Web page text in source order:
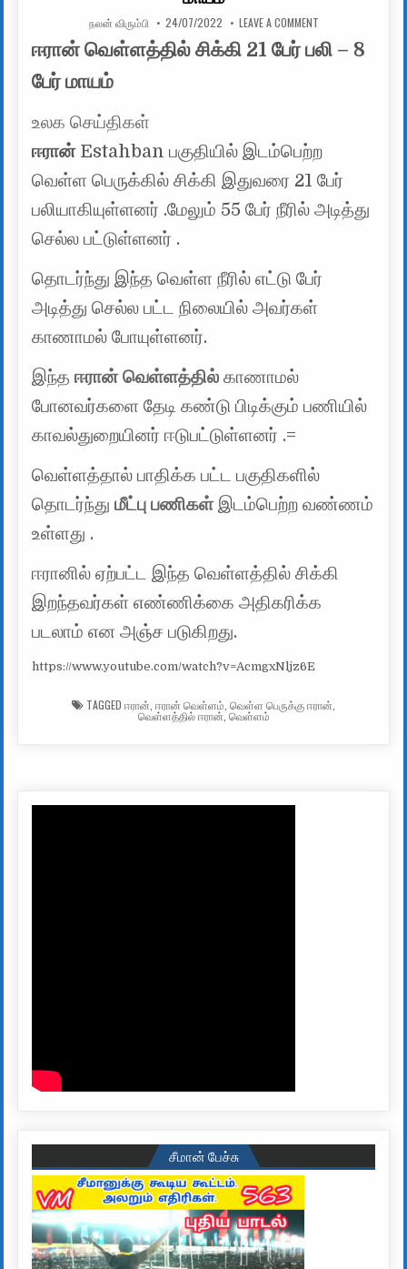
AUTHOR:
நலன் விரும்பி PUBLISHED DATE:
24/07/2022 LEAVE A COMMENTON ஈரான்
ஈரான் வெள்ளத்தில் சிக்கி 21 பேர் பலி – 8
பேர் மாயம்
உலக செய்திகள்
ஈரான்Estahban பகுதியில் இடம்பெற்ற
வெள்ள பெருக்கில் சிக்கி இதுவரை 21 பேர்
பலியாகியுள்ளனர் .மேலும் 55 பேர் நீரில் அடித்து
செல்ல பட்டுள்ளனர் .
தொடர்ந்து இந்த வெள்ள நீரில் எட்டு பேர்
அடித்து செல்ல பட்ட நிலையில் அவர்கள்
காணாமல் போயுள்ளனர்.
இந்தஈரான் வெள்ளத்தில் காணாமல்
போனவர்களை தேடி கண்டு பிடிக்கும் பணியில்
காவல்துறையினர் ஈடுபட்டுள்ளனர் .=
வெள்ளத்தால் பாதிக்க பட்ட பகுதிகளில்
தொடர்ந்துமீட்பு பணிகள்இடம்பெற்ற வண்ணம்
உள்ளது .
ஈரானில் ஏற்பட்ட இந்த வெள்ளத்தில் சிக்கி
இறந்தவர்கள் எண்ணிக்கை அதிகரிக்க
படலாம் என அஞ்ச படுகிறது.
https://www.youtube.com/watch?v=AcmgxNljz6E
TAGGED ஈரான் ஈரான் வெள்ளம் வெள்ள பெருக்கு ஈரான்
வெள்ளத்தில் ஈரான்,வெள்ளம்
சீமான் பேச்சு